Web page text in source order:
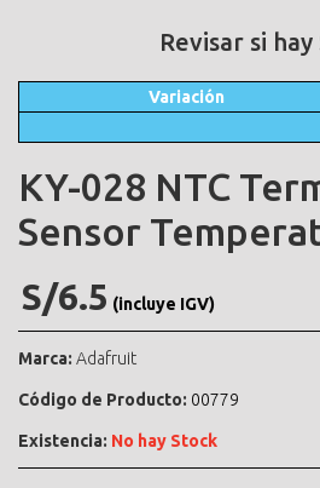
Revisar si hay
Variación
KY-028 NTC
Sensor
S/6.5 (incluye IGV)
Marca: Adafruit
Código de Producto: 00779
Existencia: No hay Stock